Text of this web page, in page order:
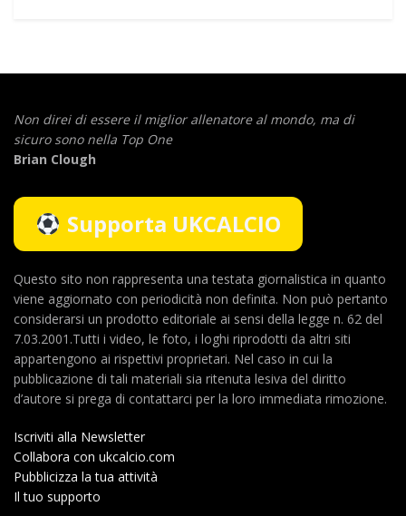
Non direi di essere il miglior allenatore al mondo, ma di
sicuro sono nella Top One
Brian Clough
Supporta UKCALCIO
Questo sito non rappresenta una testata giornalistica in quanto
viene aggiornato con periodicità non definita. Non può pertanto
considerarsi un prodotto editoriale ai sensi della legge n. 62 del
7.03.2001.Tutti i video, le foto, i loghi riprodotti da altri siti
appartengono ai rispettivi proprietari. Nel caso in cui la
pubblicazione di tali materiali sia ritenuta lesiva del diritto
d’autore si prega di contattarci per la loro immediata rimozione.
Iscriviti alla Newsletter
Collabora con ukcalcio.com
Pubblicizza la tua attività
Il tuo supporto